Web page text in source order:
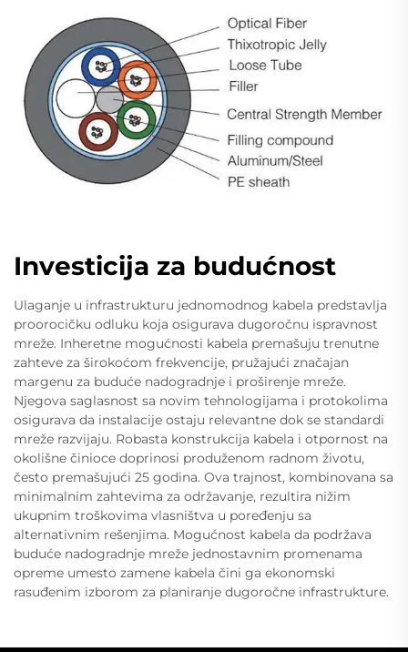
Investicija za budućnost
Ulaganje u infrastrukturu jednomodnog kabela predstavlja
proorocičku odluku koja osigurava dugoročnu ispravnost
mreže. Inheretne mogućnosti kabela premašuju trenutne
zahteve za širokoćom frekvencije, pružajući značajan
margenu za buduće nadogradnje i proširenje mreže.
Njegova saglasnost sa novim tehnologijama i protokolima
osigurava da instalacije ostaju relevantne dok se standardi
mreže razvijaju. Robasta konstrukcija kabela i otpornost na
okolišne činioce doprinosi produženom radnom životu,
često premašujući 25 godina. Ova trajnost, kombinovana sa
minimalnim zahtevima za održavanje, rezultira nižim
ukupnim troškovima vlasništva u poređenju sa
alternativnim rešenjima. Mogućnost kabela da podržava
buduće nadogradnje mreže jednostavnim promenama
opreme umesto zamene kabela čini ga ekonomski
rasuđenim izborom za planiranje dugoročne infrastrukture.